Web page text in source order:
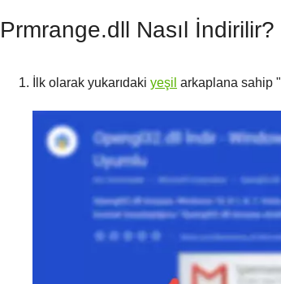
Prmrange.dll Nasıl İndirilir?
İlk olarak yukarıdaki yeşil arkaplana sahip "